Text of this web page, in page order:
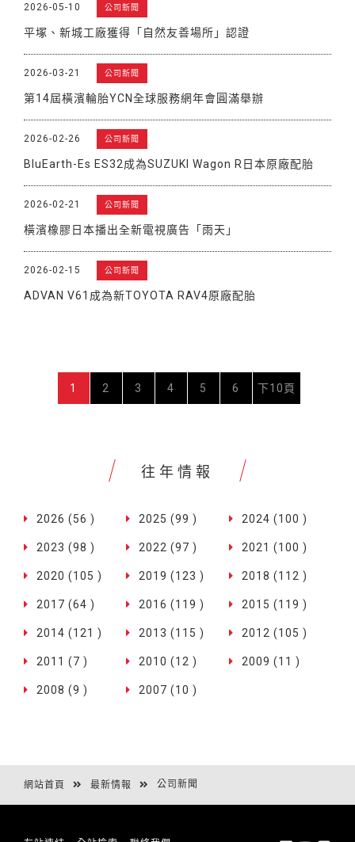
2026-05-10 公司新聞
平塚、新城工廠獲得「自然友善場所」認證
2026-03-21 公司新聞
第14屆橫濱輪胎YCN全球服務網年會圓滿舉辦
2026-02-26 公司新聞
BluEarth-Es ES32成為SUZUKI Wagon R日本原廠配胎
2026-02-21 公司新聞
橫濱橡膠日本播出全新電視廣告「雨天」
2026-02-15 公司新聞
ADVAN V61成為新TOYOTA RAV4原廠配胎
1 2 3 4 5 6 下10頁
往年情報
2026 (56 ) 2025 (99 ) 2024 (100 )
2023 (98 ) 2022 (97 ) 2021 (100 )
2020 (105 ) 2019 (123 ) 2018 (112 )
2017 (64 ) 2016 (119 ) 2015 (119 )
2014 (121 ) 2013 (115 ) 2012 (105 )
2011 (7 ) 2010 (12 ) 2009 (11 )
2008 (9 ) 2007 (10 )
網站首頁 最新情報 公司新聞